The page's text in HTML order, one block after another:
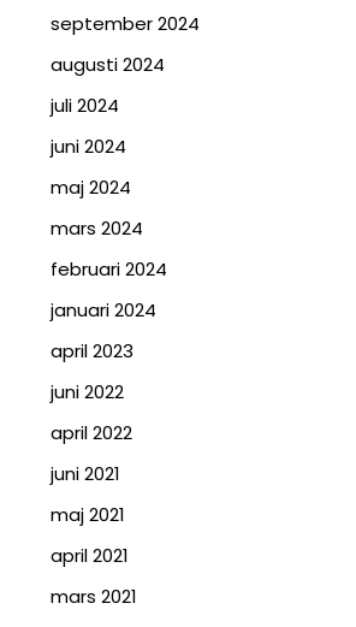
september 2024
augusti 2024
juli 2024
juni 2024
maj 2024
mars 2024
februari 2024
januari 2024
april 2023
juni 2022
april 2022
juni 2021
maj 2021
april 2021
mars 2021